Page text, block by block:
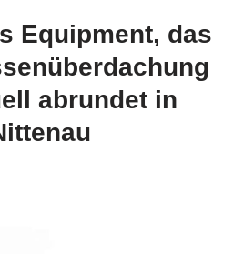
Equipment, das
abrundet in